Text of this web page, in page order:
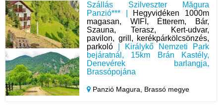
Szállás Szilveszter Măgura
Panzió*** | Hegyvidéken 1000m
magasan, WIFI, Étterem, Bár,
Szauna, Terasz, Kert-udvar,
pavilon, grill, kerékpárkölcsönzés,
parkoló | Királykő Nemzeti Park
bejáratnál, 15km Brán Kastély,
Denevérek barlangja,
Brassópojána
Panzió Magura, Brassó megye